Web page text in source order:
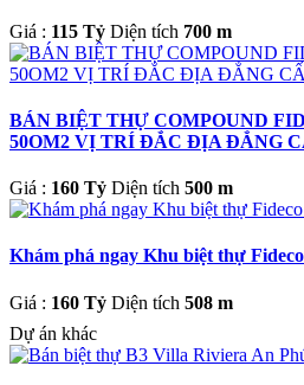
Giá : 115 Tỷ Diện tích 700 m
BÁN BIỆT THỰ COMPOUND
50OM2 VỊ TRÍ ĐẮC ĐỊA ĐẲNG
Giá : 160 Tỷ Diện tích 500 m
Khám phá ngay Khu biệt thự
Giá : 160 Tỷ Diện tích 508 m
Dự án khác